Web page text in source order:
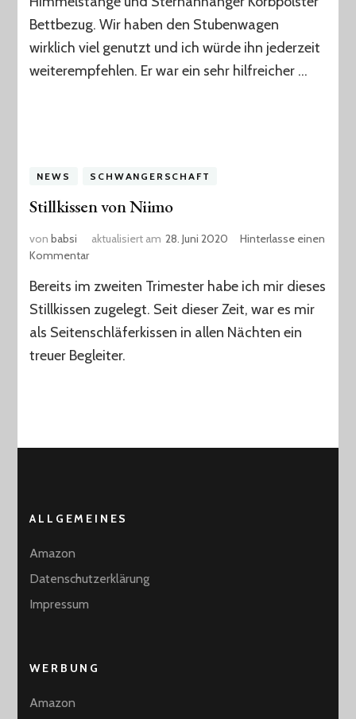
Bettbezug. Wir haben den Stubenwagen
wirklich viel genutzt und ich würde ihn jederzeit
weiterempfehlen. Er war ein sehr hilfreicher …
NEWS SCHWANGERSCHAFT
Stillkissen von Niimo
vonbabsi aktualisiert am 28. Juni 2020
Hinterlasse einen
Kommentarzu
von
Niimo
Bereits im zweiten Trimester habe ich mir dieses
Stillkissen zugelegt. Seit dieser Zeit, war es mir
als Seitenschläferkissen in allen Nächten ein
treuer Begleiter.
ALLGEMEINES
Amazon
Datenschutzerklärung
Impressum
WERBUNG
Amazon